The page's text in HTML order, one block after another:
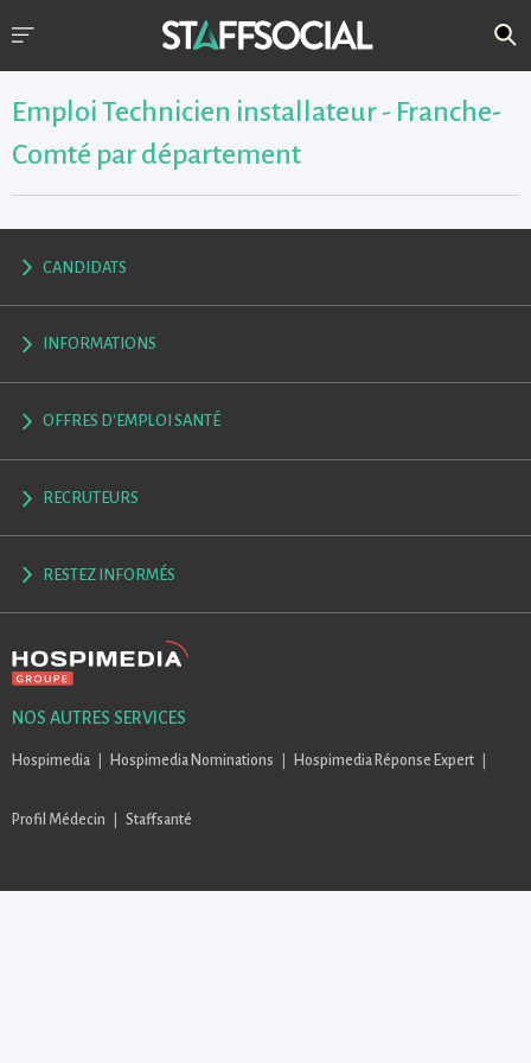
Emploi Technicien installateur - Franche-
Comté par département
CANDIDATS
INFORMATIONS
OFFRES D'EMPLOI SANTÉ
RECRUTEURS
RESTEZ INFORMÉS
NOS AUTRES SERVICES
Hospimedia Hospimedia Nominations Hospimedia Réponse Expert
Profil Médecin Staffsanté